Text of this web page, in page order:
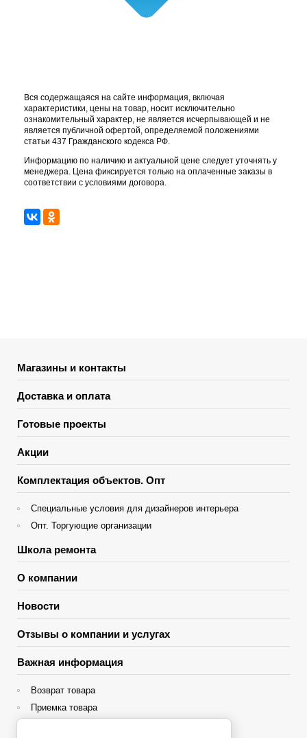
Вся содержащаяся на сайте информация, включая
характеристики, цены на товар, носит исключительно
ознакомительный характер, не является исчерпывающей и не
является публичной офертой, определяемой положениями
статьи 437 Гражданского кодекса РФ.
Информацию по наличию и актуальной цене следует уточнять у
менеджера. Цена фиксируется только на оплаченные заказы в
соответствии с условиями договора.
Магазины и контакты
Доставка и оплата
Готовые проекты
Акции
Комплектация объектов. Опт
Специальные условия для дизайнеров интерьера
Опт. Торгующие организации
Школа ремонта
О компании
Новости
Отзывы о компании и услугах
Важная информация
Возврат товара
Приемка товара